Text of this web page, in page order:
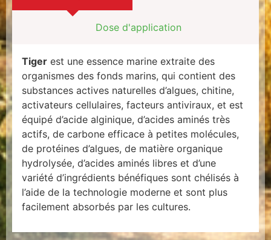
Dose d'application
Tiger est une essence marine extraite des
organismes des fonds marins, qui contient des
substances actives naturelles d’algues, chitine,
activateurs cellulaires, facteurs antiviraux, et est
équipé d’acide alginique, d’acides aminés très
actifs, de carbone efficace à petites molécules,
de protéines d’algues, de matière organique
hydrolysée, d’acides aminés libres et d’une
variété d’ingrédients bénéfiques sont chélisés à
l’aide de la technologie moderne et sont plus
facilement absorbés par les cultures.